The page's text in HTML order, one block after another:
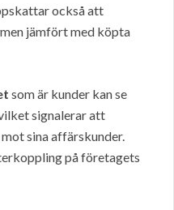
också att
jämfört med köpta
som är kunder kan se
signalerar att
sina affärskunder.
på företagets